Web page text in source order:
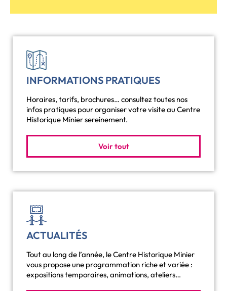
INFORMATIONS PRATIQUES
Horaires, tarifs, brochures… consultez toutes nos
infos pratiques pour organiser votre visite au Centre
Historique Minier sereinement.
Voir tout
ACTUALITÉS
Tout au long de l’année, le Centre Historique Minier
vous propose une programmation riche et variée :
expositions temporaires, animations, ateliers…